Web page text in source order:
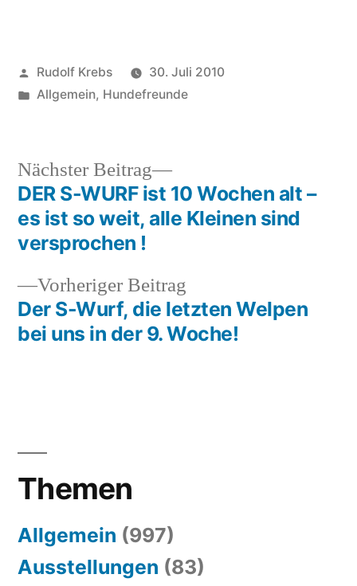
Veröffentlicht
von
Rudolf Krebs
30. Juli 2010
Veröffentlicht
Allgemein, Hundefreunde
Beitragsnavigation
Vorheriger Beitrag
Beitrag:
Der S-Wurf, die letzten Welpen
bei uns in der 9. Woche!
Nächster Beitrag
Nächster
Beitrag:
DER S-WURF ist 10 Wochen alt –
es ist so weit, alle Kleinen sind
versprochen !
Themen
Allgemein (997)
Ausstellungen (83)